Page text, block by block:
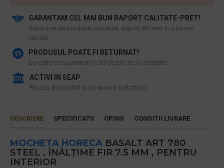
GARANTAM CEL MAI BUN RAPORT CALITATE-PRET!
​Bucura-te de produse calitative, suport eficient si o livrare
rapida!
PRODUSUL POATE FI RETURNAT!
De catre consumatori in 30 de zile de la achizitie
ACTIVI IN SEAP
Produs disponibil si pe www.e-licitatie.ro
DESCRIERE SPECIFICATII OPINII CONDITII LIVRARE
MOCHETA HORECA BASALT ART 780
STEEL , ÎNĂLȚIME FIR 7.5 MM , PENTRU
INTERIOR